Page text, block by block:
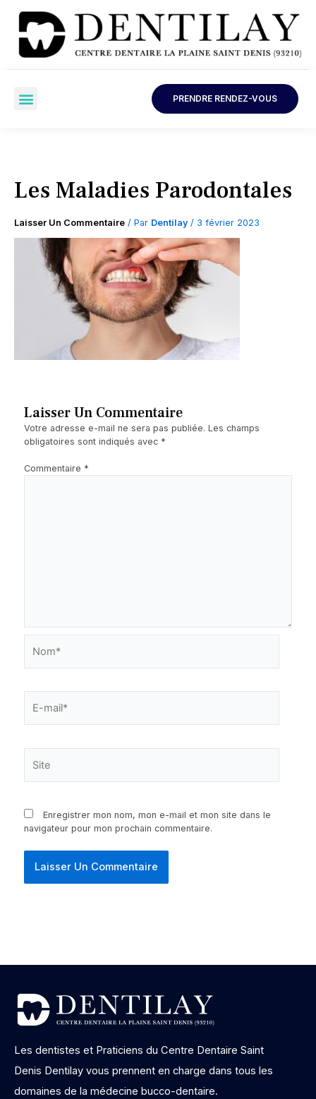
Contenu
Menu PRENDRE RENDEZ-VOUS
Les Maladies Parodontales
Laisser Un Commentaire / Par Dentilay / 3 février 2023
Laisser Un Commentaire
Votre adresse e-mail ne sera pas publiée. Les champs
obligatoires sont indiqués avec *
Commentaire *
mail*
Enregistrer mon nom, mon e-mail et mon site dans le
navigateur pour mon prochain commentaire.
Les dentistes et Praticiens du Centre Dentaire Saint
Denis Dentilay vous prennent en charge dans tous les
domaines de la médecine bucco-dentaire.